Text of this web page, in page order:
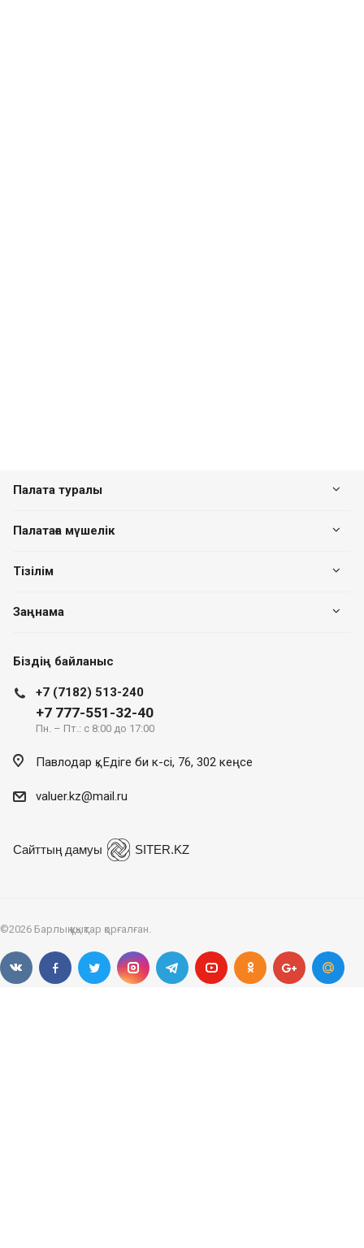
Палата туралы
Палатаға мүшелік
Тізілім
Заңнама
Біздің байланыс
+7 (7182) 513-240
+7 777-551-32-40
Пн. – Пт.: с 8:00 до 17:00
Павлодар қ., Едіге би к-сі, 76, 302 кеңсе
valuer.kz@mail.ru
Сайттың дамуы SITER.KZ
©2026 Барлық құқықтар қорғалған.